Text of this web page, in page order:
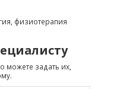
физиотерапия
можете задать их,